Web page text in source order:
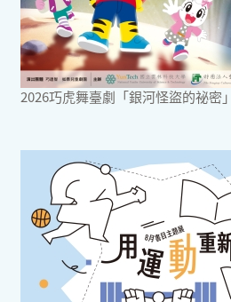
2026巧虎舞臺劇「銀河怪盜的祕密」